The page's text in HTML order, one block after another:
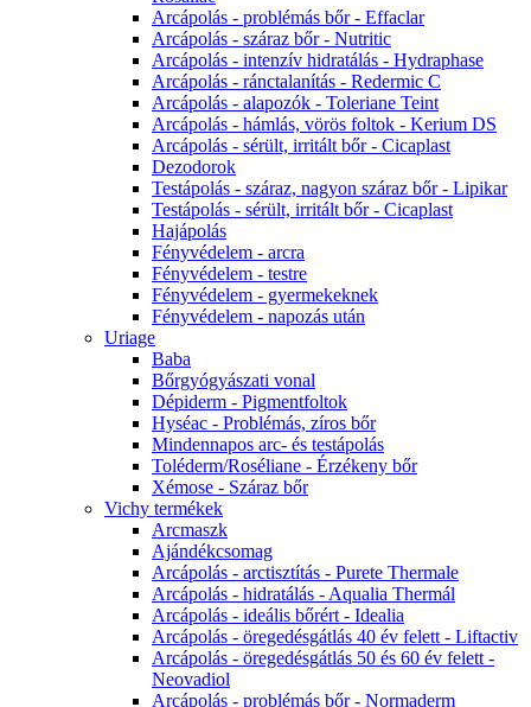
Arcápolás - problémás bőr - Effaclar
Arcápolás - száraz bőr - Nutritic
Arcápolás - intenzív hidratálás - Hydraphase
Arcápolás - ránctalanítás - Redermic C
Arcápolás - alapozók - Toleriane Teint
Arcápolás - hámlás, vörös foltok - Kerium DS
Arcápolás - sérült, irritált bőr - Cicaplast
Dezodorok
Testápolás - száraz, nagyon száraz bőr - Lipikar
Testápolás - sérült, irritált bőr - Cicaplast
Hajápolás
Fényvédelem - arcra
Fényvédelem - testre
Fényvédelem - gyermekeknek
Fényvédelem - napozás után
Uriage
Baba
Bőrgyógyászati vonal
Dépiderm - Pigmentfoltok
Hyséac - Problémás, zíros bőr
Mindennapos arc- és testápolás
Toléderm/Roséliane - Érzékeny bőr
Xémose - Száraz bőr
Vichy termékek
Arcmaszk
Ajándékcsomag
Arcápolás - arctisztítás - Purete Thermale
Arcápolás - hidratálás - Aqualia Thermál
Arcápolás - ideális bőrért - Idealia
Arcápolás - öregedésgátlás 40 év felett - Liftactiv
Arcápolás - öregedésgátlás 50 és 60 év felett -
Neovadiol
Arcápolás - problémás bőr - Normaderm